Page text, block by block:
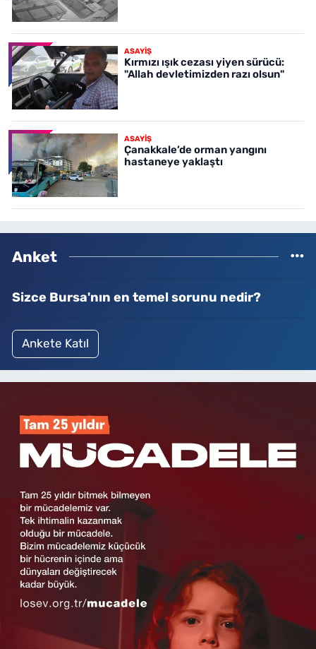
ASAYİŞ
Kırmızı ışık cezası yiyen sürücü:
"Allah devletimizden razı olsun"
ASAYİŞ
Çanakkale’de orman yangını
hastaneye yaklaştı
Anket
Sizce Bursa'nın en temel sorunu nedir?
Ankete Katıl